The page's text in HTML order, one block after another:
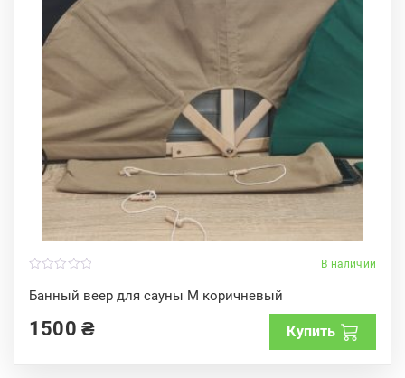
В наличии
Банный веер для сауны M коричневый
o
u
o
1500 ₴ Купить